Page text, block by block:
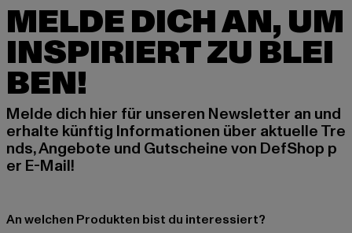
MELDE DICH AN, UM
INSPIRIERT ZU BLEI
BEN!
Melde dich hier für unseren Newsletter an und
erhalte künftig Informationen über aktuelle Tre
nds, Angebote und Gutscheine von DefShop p
er E-Mail!
An welchen Produkten bist du interessiert?